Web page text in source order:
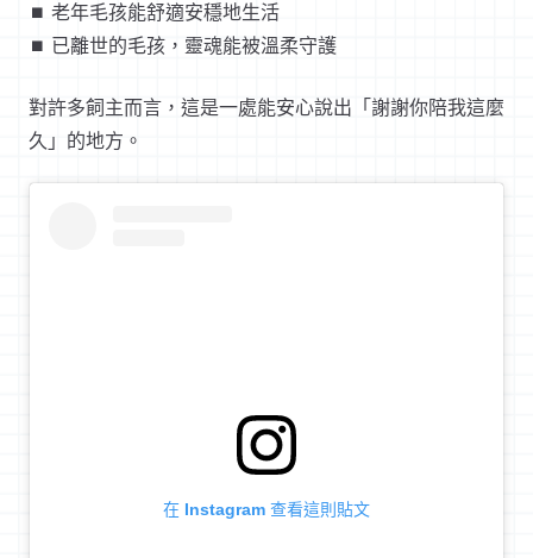
⏹︎ 老年毛孩能舒適安穩地生活
⏹︎ 已離世的毛孩，靈魂能被溫柔守護
對許多飼主而言，這是一處能安心說出「謝謝你陪我這麼
久」的地方。
在 Instagram 查看這則貼文